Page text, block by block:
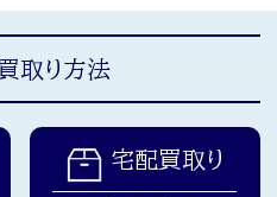
取り方法
宅配買取り